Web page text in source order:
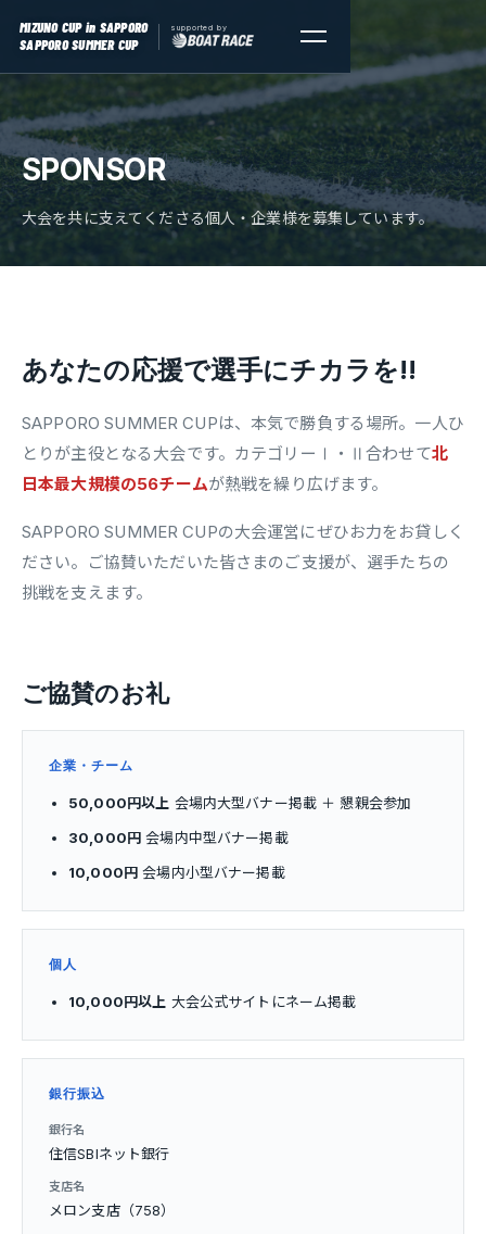
MIZUNO CUPin SAPPORO
SAPPORO SUMMER CUP
supported by
SPONSOR
大会を共に支えてくださる個人・企業様を募集しています。
あなたの応援で選手にチカラを!!
SAPPORO SUMMER CUPは、本気で勝負する場所。一人ひ
とりが主役となる大会です。カテゴリーⅠ・Ⅱ合わせて北
日本最大規模の56チームが熱戦を繰り広げます。
SAPPORO SUMMER CUPの大会運営にぜひお力をお貸しく
ださい。ご協賛いただいた皆さまのご支援が、選手たちの
挑戦を支えます。
ご協賛のお礼
企業・チーム
50,000円以上 会場内大型バナー掲載 ＋ 懇親会参加
30,000円 会場内中型バナー掲載
10,000円 会場内小型バナー掲載
個人
10,000円以上 大会公式サイトにネーム掲載
銀行振込
銀行名
住信SBIネット銀行
支店名
メロン支店（758）